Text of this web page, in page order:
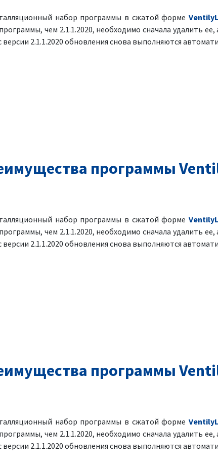
набор программы в сжатой форме
чем 2.1.1.2020, необходимо сначала удалить ее,
2.1.1.2020 обновления снова выполняются
программы
набор программы в сжатой форме
чем 2.1.1.2020, необходимо сначала удалить ее,
2.1.1.2020 обновления снова выполняются
программы
набор программы в сжатой форме
чем 2.1.1.2020, необходимо сначала удалить ее,
2.1.1.2020 обновления снова выполняются